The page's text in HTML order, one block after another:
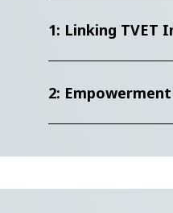
1: Linking
2: